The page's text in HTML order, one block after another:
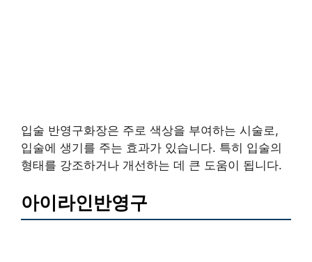
입술 반영구화장은 주로 색상을 부여하는 시술로,
입술에 생기를 주는 효과가 있습니다. 특히 입술의
형태를 강조하거나 개선하는 데 큰 도움이 됩니다.
아이라인반영구